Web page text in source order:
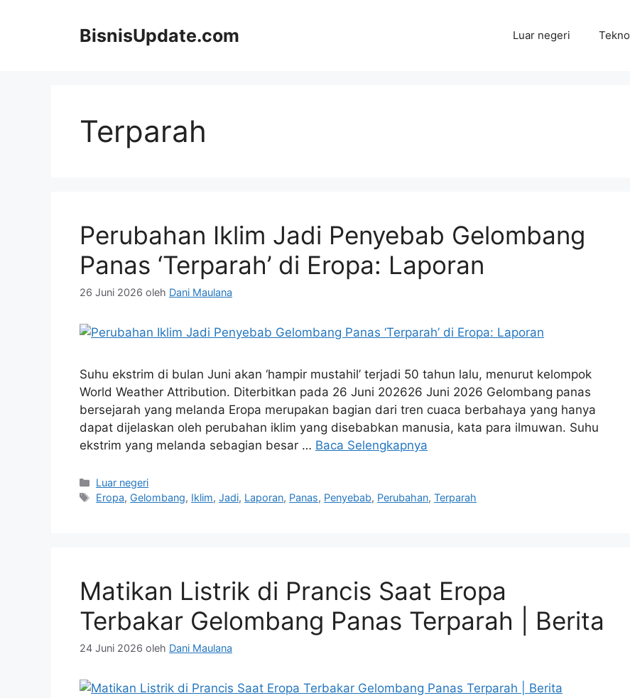
BisnisUpdate.com Luar negeri Tekno
Terparah
Perubahan Iklim Jadi Penyebab Gelombang
Panas ‘Terparah’ di Eropa: Laporan
26 Juni 2026 oleh Dani Maulana
Suhu ekstrim di bulan Juni akan ‘hampir mustahil’ terjadi 50 tahun lalu, menurut kelompok
World Weather Attribution. Diterbitkan pada 26 Juni 202626 Juni 2026 Gelombang panas
bersejarah yang melanda Eropa merupakan bagian dari tren cuaca berbahaya yang hanya
dapat dijelaskan oleh perubahan iklim yang disebabkan manusia, kata para ilmuwan. Suhu
ekstrim yang melanda sebagian besar … Baca Selengkapnya
Kategori
Luar negeri
Tag
Eropa, Gelombang, Iklim,Jadi, Laporan, Panas, Penyebab, Perubahan,Terparah
Matikan Listrik di Prancis Saat Eropa
Terbakar Gelombang Panas Terparah | Berita
24 Juni 2026 oleh Dani Maulana